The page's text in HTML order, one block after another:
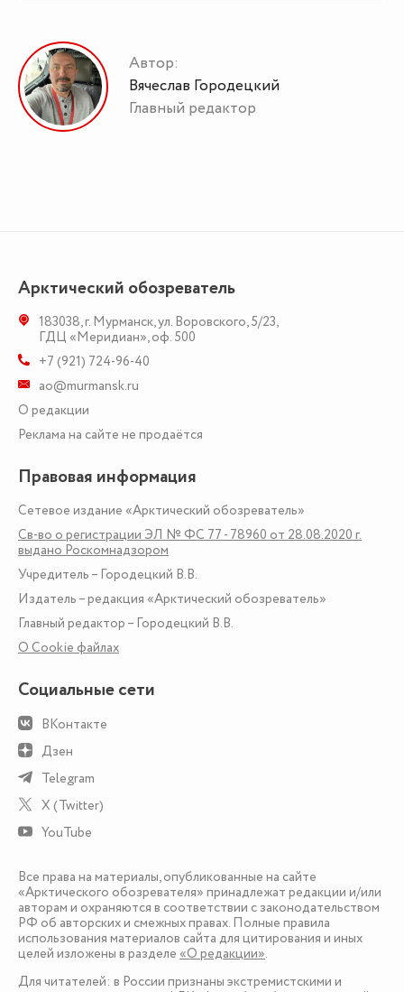
Автор:
Вячеслав Городецкий
Главный редактор
Арктический обозреватель
183038,г. Мурманск,ул. Воровского, 5/23,
ГДЦ «Меридиан», оф. 500
+7 (921) 724-96-40
ao@murmansk.ru
О редакции
Реклама на сайте не продаётся
Правовая информация
Сетевое издание «Арктический обозреватель»
Св-во о регистрации ЭЛ № ФС 77 - 78960 от 28.08.2020 г.
выдано Роскомнадзором
Учредитель – Городецкий В.В.
Издатель – редакция «Арктический обозреватель»
Главный редактор – Городецкий В.В.
О Сookie файлах
Социальные сети
ВКонтакте
Дзен
Telegram
X (Twitter)
YouTube
Все права на материалы, опубликованные на сайте
«Арктического обозревателя» принадлежат редакции и/или
авторам и охраняются в соответствии с законодательством
РФ об авторских и смежных правах. Полные правила
использования материалов сайта для цитирования и иных
целей изложены в разделе «О редакции».
Для читателей: в России признаны экстремистскими и